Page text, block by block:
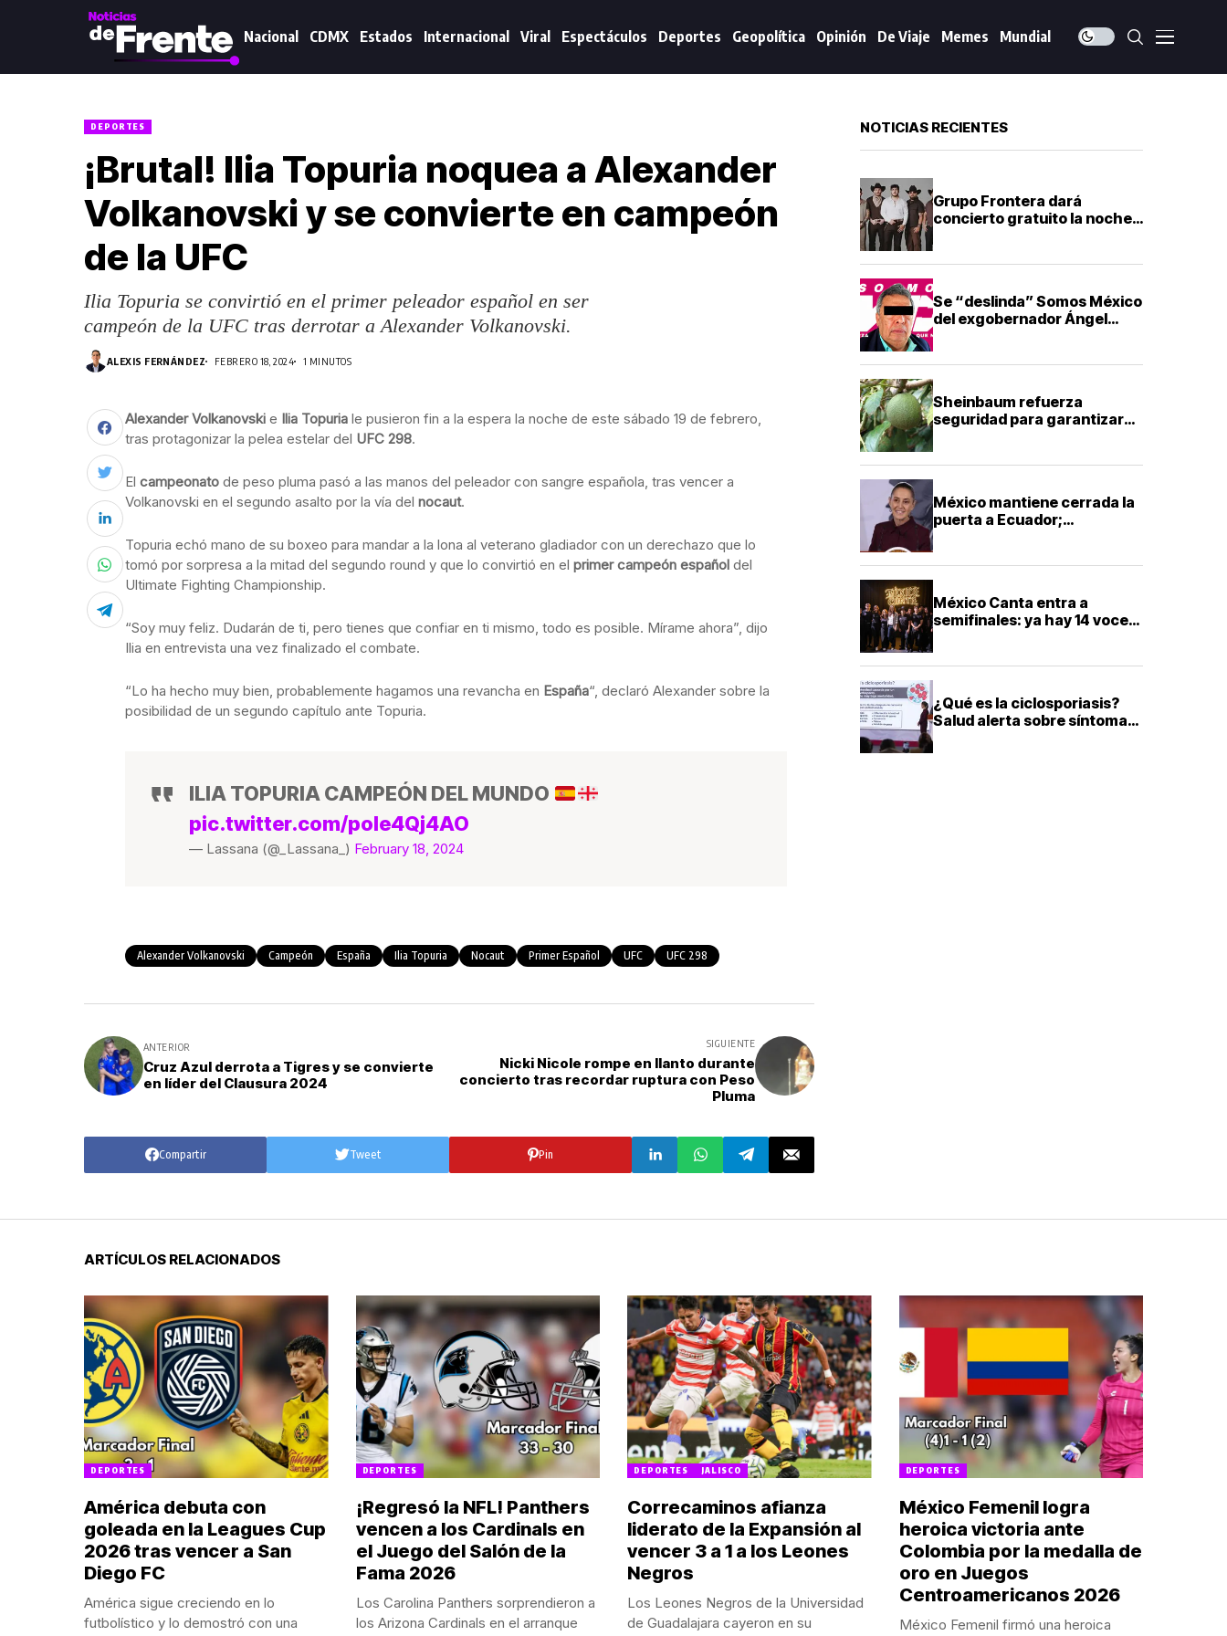
Nacional CDMX Estados Internacional Viral Espectáculos Deportes Geopolítica Opinión De Viaje Memes Mundial
DEPORTES
¡Brutal! Ilia Topuria noquea a Alexander
Volkanovski y se convierte en campeón
de la UFC
Ilia Topuria se convirtió en el primer peleador español en ser
campeón de la UFC tras derrotar a Alexander Volkanovski.
ALEXIS FERNÁNDEZ FEBRERO 18, 2024 1 MINUTOS
Alexander Volkanovski e Ilia Topuria le pusieron fin a la espera la noche de este sábado 19 de febrero,
tras protagonizar la pelea estelar del UFC 298.
El campeonato de peso pluma pasó a las manos del peleador con sangre española, tras vencer a
Volkanovski en el segundo asalto por la vía del nocaut.
Topuria echó mano de su boxeo para mandar a la lona al veterano gladiador con un derechazo que lo
tomó por sorpresa a la mitad del segundo round y que lo convirtió en el primer campeón español del
Ultimate Fighting Championship.
“Soy muy feliz. Dudarán de ti, pero tienes que confiar en ti mismo, todo es posible. Mírame ahora”, dijo
Ilia en entrevista una vez finalizado el combate.
“Lo ha hecho muy bien, probablemente hagamos una revancha en España“, declaró Alexander sobre la
posibilidad de un segundo capítulo ante Topuria.
ILIA TOPURIA CAMPEÓN DEL MUNDO
pic.twitter.com/pole4Qj4AO
— Lassana (@_Lassana_) February 18, 2024
Alexander Volkanovski Campeón España Ilia Topuria Nocaut Primer Español UFC UFC 298
ANTERIOR
Cruz Azul derrota a Tigres y se convierte
en líder del Clausura 2024
SIGUIENTE
Nicki Nicole rompe en llanto durante
concierto tras recordar ruptura con Peso
Pluma
Compartir Tweet Pin
NOTICIAS RECIENTES
Grupo Frontera dará
concierto gratuito la noche
Se “deslinda” Somos México
del exgobernador Ángel
Sheinbaum refuerza
seguridad para garantizar
México mantiene cerrada la
puerta a Ecuador;
México Canta entra a
semifinales: ya hay 14 voces
¿Qué es la ciclosporiasis?
Salud alerta sobre síntomas
ARTÍCULOS RELACIONADOS
DEPORTES
América debuta con
goleada en la Leagues Cup
2026 tras vencer a San
Diego FC
América sigue creciendo en lo
futbolístico y lo demostró con una
DEPORTES
¡Regresó la NFL! Panthers
vencen a los Cardinals en
el Juego del Salón de la
Fama 2026
Los Carolina Panthers sorprendieron a
los Arizona Cardinals en el arranque
DEPORTES JALISCO
Correcaminos afianza
liderato de la Expansión al
vencer 3 a 1 a los Leones
Negros
Los Leones Negros de la Universidad
de Guadalajara cayeron en su
DEPORTES
México Femenil logra
heroica victoria ante
Colombia por la medalla de
oro en Juegos
Centroamericanos 2026
México Femenil firmó una heroica